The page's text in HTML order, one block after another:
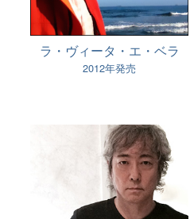
ラ・ヴィータ・エ・ベラ
2012年発売